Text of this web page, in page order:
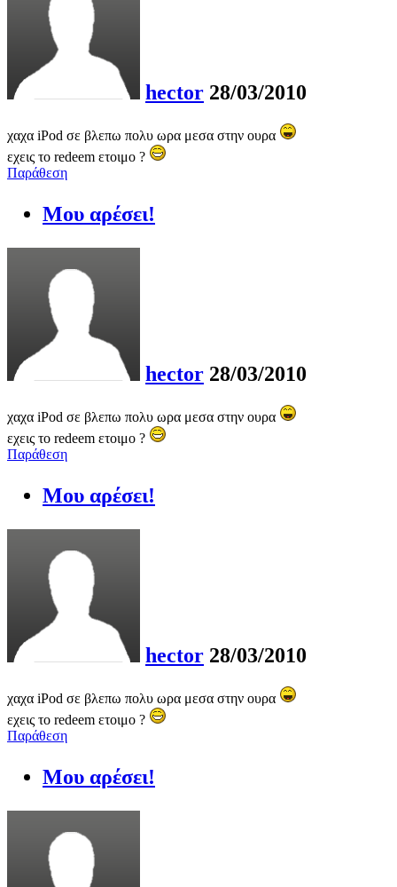
hector 28/03/2010
χαχα iPod σε βλεπω πολυ ωρα μεσα στην ουρα
εχεις το redeem ετοιμο ?
Παράθεση
Μου αρέσει!
hector 28/03/2010
χαχα iPod σε βλεπω πολυ ωρα μεσα στην ουρα
εχεις το redeem ετοιμο ?
Παράθεση
Μου αρέσει!
hector 28/03/2010
χαχα iPod σε βλεπω πολυ ωρα μεσα στην ουρα
εχεις το redeem ετοιμο ?
Παράθεση
Μου αρέσει!